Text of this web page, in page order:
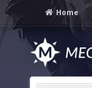
Home